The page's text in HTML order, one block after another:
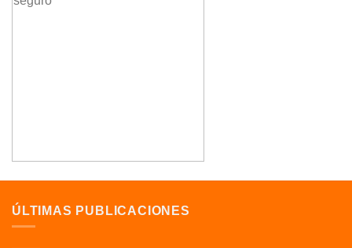
ÚLTIMAS PUBLICACIONES